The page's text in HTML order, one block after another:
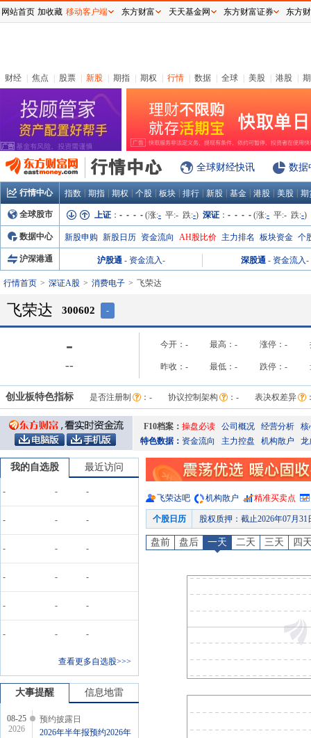
财经 焦点 股票 新股 期指 期权 行情 数据 全球 美股 港股
全球财经快讯 数据
行情中心 指数 期指 期权 个股 板块 排行 新股 基金 港股 美股 期
全球股市 上证 ： - - - - (涨:- 平:- 跌:-) 深证 ： - - - - (涨:- 平:- 跌:-)
数据中心 新股申购 新股日历 资金流向 AH股比价 主力排名 板块资金 个
沪深港通 沪股通 - 资金流入- 深股通 - 资金流入-
行情首页 深证A股 消费电子 飞荣达
飞荣达 300602 -
-
--
今开： - 最高： - 涨停： -
昨收： - 最低： - 跌停： -
创业板特色指标 是否注册制 ： - 协议控制架构 ： - 表决权差异
F10档案： 操盘必读 公司概况 经营分析
核
特色数据： 资金流向 主力控盘 机构散户 龙
我的自选股 最近访问
- - -
- - -
- - -
- - -
- - -
- - -
查看更多自选股>>>
大事提醒 信息地雷
08-25
2026
预约披露日
2026年半年报预约2026年
飞荣达吧 机构散户 精准买卖点
个股日历 股权质押 ： 截止2026年07月31
股权质押：截止2026年07月24
股东户数
股权质押：截止2026年07月17
业绩预告 ：2026年07月13日预告
预约披露日：2026年半年报预
股东户数 ：2026年08月07日公
公告：2026年07月31日发布《飞
盘前 盘后 一天 二天 三天 四
网站首页 加收藏 移动客户端 东方财富 天天基金网 东方财富证券 东方